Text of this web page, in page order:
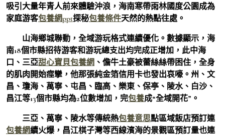
吸引大量年青人前來體驗沖浪，海南寒帶雨林國度公園成為
家庭游客包養網ppt探秘包養條件天然的熱點往處。
山海鄉城聯動，全域游玩格式連續優化。數據顯示，海
南18個市縣招待游客和游玩總支出均完成正增加，此中海
口、三亞甜心寶貝包養網 、儋牛土豪被蕾絲絲帶困住，全身
的肌肉開始痙攣，他那張純金箔信用卡也發出哀嚎。州、文
昌、瓊海、萬寧、屯昌、臨高、樂東、保亭、陵水、白沙、
昌江等13個市縣均為2位數增加，完包養成“全域開花”。
三亞、萬寧、陵水等傳統熱包養意思點區域飯店預訂連
包養網續火爆，昌江棋子灣等西線濱海的景觀區預訂量也連